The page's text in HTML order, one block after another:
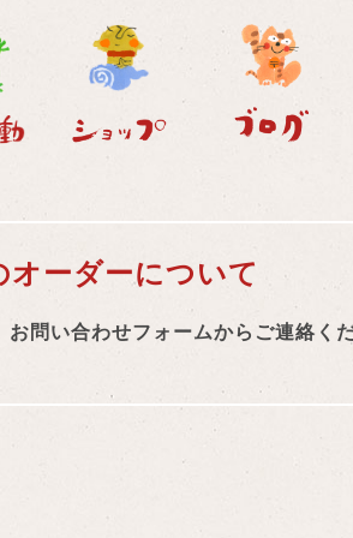
ーダーについて
お問い合わせフォームからご連絡く